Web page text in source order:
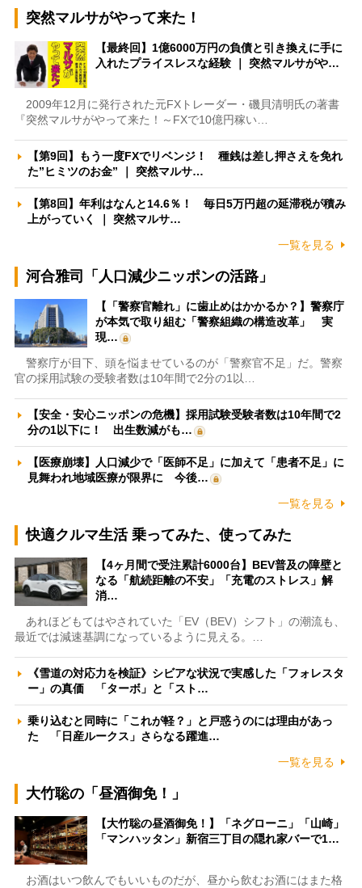
突然マルサがやって来た！
【最終回】1億6000万円の負債と引き換えに手に
入れたプライスレスな経験 ｜ 突然マルサがや…
2009年12月に発行された元FXトレーダー・磯貝清明氏の著書
『突然マルサがやって来た！～FXで10億円稼い…
【第9回】もう一度FXでリベンジ！ 種銭は差し押さえを免れ
た”ヒミツのお金” ｜ 突然マルサ…
【第8回】年利はなんと14.6％！ 毎日5万円超の延滞税が積み
上がっていく ｜ 突然マルサ…
一覧を見る
河合雅司「人口減少ニッポンの活路」
【「警察官離れ」に歯止めはかかるか？】警察庁
が本気で取り組む「警察組織の構造改革」 実
現…
警察庁が目下、頭を悩ませているのが「警察官不足」だ。警察
官の採用試験の受験者数は10年間で2分の1以…
【安全・安心ニッポンの危機】採用試験受験者数は10年間で2
分の1以下に！ 出生数減がも…
【医療崩壊】人口減少で「医師不足」に加えて「患者不足」に
見舞われ地域医療が限界に 今後…
一覧を見る
快適クルマ生活 乗ってみた、使ってみた
【4ヶ月間で受注累計6000台】BEV普及の障壁と
なる「航続距離の不安」「充電のストレス」解
消…
あれほどもてはやされていた「EV（BEV）シフト」の潮流も、
最近では減速基調になっているように見える。…
《雪道の対応力を検証》シビアな状況で実感した「フォレスタ
ー」の真価 「ターボ」と「スト…
乗り込むと同時に「これが軽？」と戸惑うのには理由があっ
た 「日産ルークス」さらなる躍進…
一覧を見る
大竹聡の「昼酒御免！」
【大竹聡の昼酒御免！】「ネグローニ」「山崎」
「マンハッタン」新宿三丁目の隠れ家バーで1…
お酒はいつ飲んでもいいものだが、昼から飲むお酒にはまた格